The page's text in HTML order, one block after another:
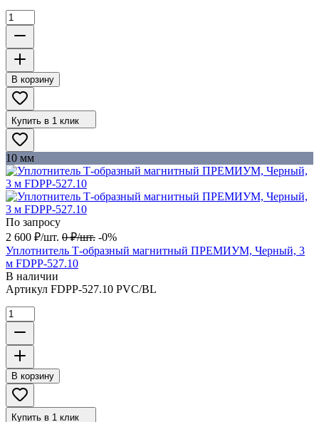
В корзину
Купить в 1 клик
10 мм
По запросу
2 600 ₽/шт. 0 ₽/шт. -0%
Уплотнитель Т-образный магнитный ПРЕМИУМ, Черный, 3
м FDPP-527.10
В наличии
Артикул FDPP-527.10 PVC/BL
В корзину
Купить в 1 клик